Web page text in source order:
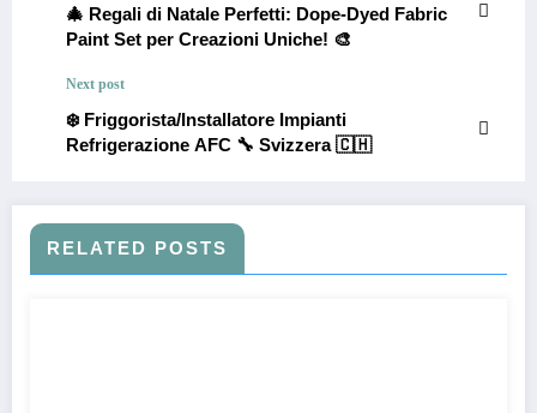
🎄 Regali di Natale Perfetti: Dope-Dyed Fabric
Paint Set per Creazioni Uniche! 🎨
Next post
❄️ Friggorista/Installatore Impianti
Refrigerazione AFC 🔧 Svizzera 🇨🇭
RELATED POSTS